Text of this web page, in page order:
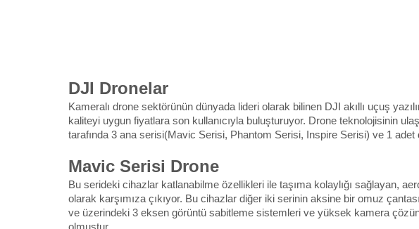
DJI Dronelar
Kameralı drone sektörünün dünyada lideri olarak bilinen DJI akıllı uçuş
kaliteyi uygun fiyatlara son kullanıcıyla buluşturuyor. Drone teknolojisinin
tarafında 3 ana serisi(Mavic Serisi, Phantom Serisi, Inspire Serisi) ve 1 adet
Mavic Serisi Drone
Bu serideki cihazlar katlanabilme özellikleri ile taşıma kolaylığı sağlayan,
olarak karşımıza çıkıyor. Bu cihazlar diğer iki serinin aksine bir omuz
ve üzerindeki 3 eksen görüntü sabitleme sistemleri ve yüksek kamera
olmuştur.